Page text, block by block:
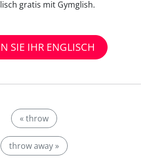
gratis mit Gymglish.
SIE IHR ENGLISCH
« throw
throw away »